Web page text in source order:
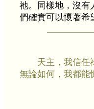
祂。同樣地，沒有
們確實可以懷著希
天主，我信任
無論如何，我都能